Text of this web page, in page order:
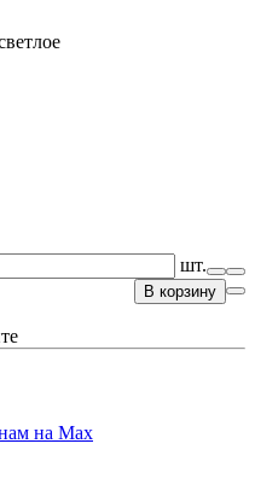
шт.
В корзину
на Max